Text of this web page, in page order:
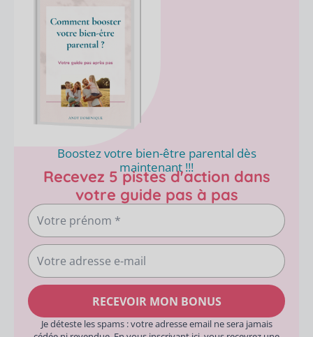
Boostez votre bien-être parental dès
maintenant !!!
Recevez 5 pistes d'action dans
votre guide pas à pas
Votre
prénom
Votre
adresse
e-
mail
RECEVOIR MON BONUS
Je déteste les spams : votre adresse email ne sera jamais